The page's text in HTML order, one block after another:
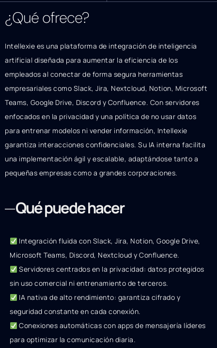
¿Qué ofrece?
Intellexie es una plataforma de integración de inteligencia
artificial diseñada para aumentar la eficiencia de los
empleados al conectar de forma segura herramientas
empresariales como Slack, Jira, Nextcloud, Notion, Microsoft
Teams, Google Drive, Discord y Confluence. Con servidores
enfocados en la privacidad y una política de no usar datos
para entrenar modelos ni vender información, Intellexie
garantiza interacciones confidenciales. Su IA interna facilita
una implementación ágil y escalable, adaptándose tanto a
pequeñas empresas como a grandes corporaciones.
Qué puede hacer
Integración fluida con Slack, Jira, Notion, Google Drive,
Microsoft Teams, Discord, Nextcloud y Confluence.
Servidores centrados en la privacidad: datos protegidos
sin uso comercial ni entrenamiento de terceros.
IA nativa de alto rendimiento: garantiza cifrado y
seguridad constante en cada conexión.
Conexiones automáticas con apps de mensajería líderes
para optimizar la comunicación diaria.